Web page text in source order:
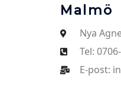
Malmö
Nya
Tel:
E-post: